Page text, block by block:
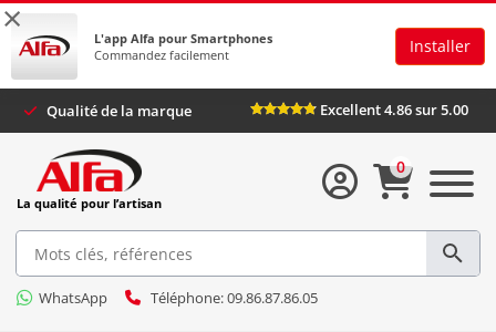
×
L'app Alfa pour Smartphones
Commandez facilement
Installer
Qualité de la marque Excellent 4.86 sur
La qualité pour l’artisan
WhatsApp Téléphone: 09.86.87.86.05
0